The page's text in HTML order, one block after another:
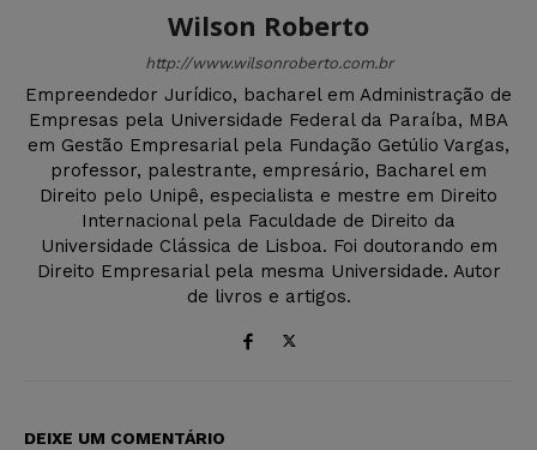
Wilson Roberto
http://www.wilsonroberto.com.br
Empreendedor Jurídico, bacharel em Administração de
Empresas pela Universidade Federal da Paraíba, MBA
em Gestão Empresarial pela Fundação Getúlio Vargas,
professor, palestrante, empresário, Bacharel em
Direito pelo Unipê, especialista e mestre em Direito
Internacional pela Faculdade de Direito da
Universidade Clássica de Lisboa. Foi doutorando em
Direito Empresarial pela mesma Universidade. Autor
de livros e artigos.
DEIXE UM COMENTÁRIO